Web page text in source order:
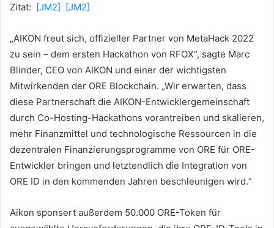
Zitat: [JM2] [JM2]
„AIKON freut sich, offizieller Partner von MetaHack 2022
zu sein – dem ersten Hackathon von RFOX“, sagte Marc
Blinder, CEO von AIKON und einer der wichtigsten
Mitwirkenden der ORE Blockchain. „Wir erwarten, dass
diese Partnerschaft die AIKON-Entwicklergemeinschaft
durch Co-Hosting-Hackathons vorantreiben und skalieren,
mehr Finanzmittel und technologische Ressourcen in die
dezentralen Finanzierungsprogramme von ORE für ORE-
Entwickler bringen und letztendlich die Integration von
ORE ID in den kommenden Jahren beschleunigen wird.“
Aikon sponsert außerdem 50.000 ORE-Token für